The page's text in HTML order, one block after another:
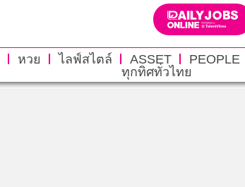
หวย ไลฟ์สไตล์ ASSET PEOPLE
ทุกทิศทั่วไทย